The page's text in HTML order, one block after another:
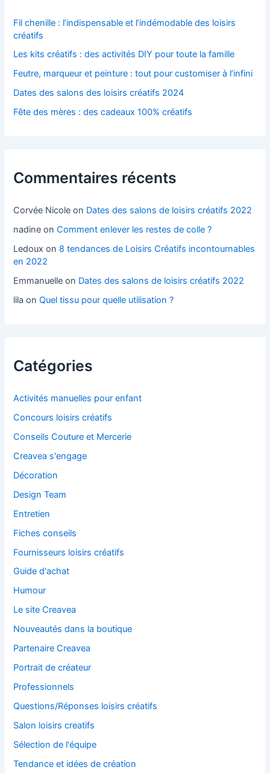
Fil chenille : l’indispensable et l’indémodable des loisirs
créatifs
Les kits créatifs : des activités DIY pour toute la famille
Feutre, marqueur et peinture : tout pour customiser à l’infini
Dates des salons des loisirs créatifs 2024
Fête des mères : des cadeaux 100% créatifs
Commentaires récents
Corvée Nicole on Dates des salons de loisirs créatifs 2022
nadine onComment enlever les restes de colle ?
Ledoux on 8 tendances de Loisirs Créatifs incontournables
en 2022
Emmanuelle on Dates des salons de loisirs créatifs 2022
lila onQuel tissu pour quelle utilisation ?
Catégories
Activités manuelles pour enfant
Concours loisirs créatifs
Conseils Couture et Mercerie
Creavea s'engage
Décoration
Design Team
Entretien
Fiches conseils
Fournisseurs loisirs créatifs
Guide d'achat
Humour
Le site Creavea
Nouveautés dans la boutique
Partenaire Creavea
Portrait de créateur
Professionnels
Questions/Réponses loisirs créatifs
Salon loisirs creatifs
Sélection de l'équipe
Tendance et idées de création